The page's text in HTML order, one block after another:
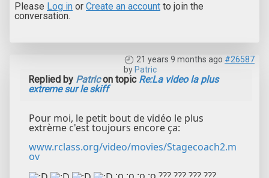
Please Log in or Create an account to join the
conversation.
21 years 9 months ago #26587
by Patric
Replied by Patricon topic Re:La video la plus
extreme sur le skiff
Pour moi, le petit bout de vidéo le plus
extrème c'est toujours encore ça:
www.rclass.org/video/movies/Stagecoach2.m
ov